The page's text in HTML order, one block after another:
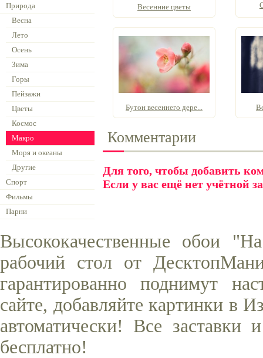
Природа
Весна
Лето
Осень
Зима
Горы
Пейзажи
Цветы
Космос
Макро
Моря и океаны
Другие
Спорт
Фильмы
Парни
Весенние цветы
Бутон весеннего дере...
Комментарии
Для того, чтобы добавить
Если у вас ещё нет учётной
Высококачественные обои
рабочий стол от
гарантированно поднимут
сайте, добавляйте картинки в
автоматически! Все
бесплатно!